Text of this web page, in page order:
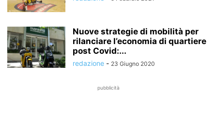
Nuove strategie di mobilità per
rilanciare l’economia di quartiere
post Covid:...
redazione - 23 Giugno 2020
pubblicità